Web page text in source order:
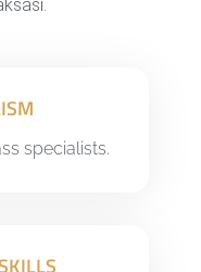
specialists.